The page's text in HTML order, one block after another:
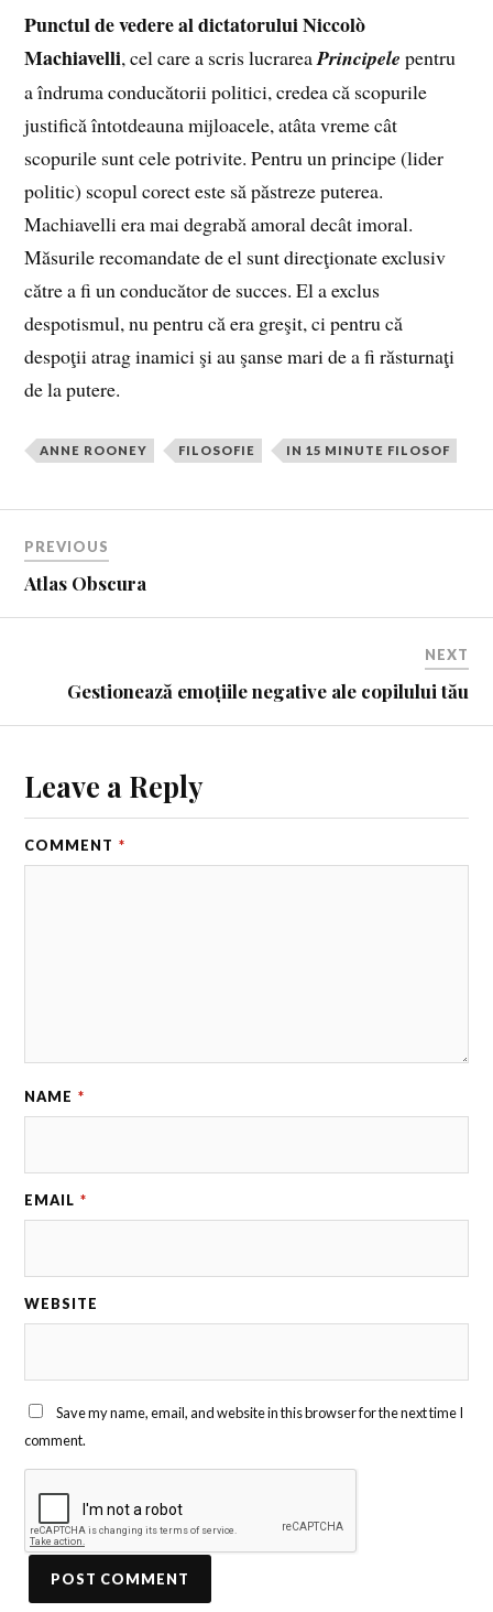
Punctul de vedere al dictatoruluiNiccolò
Machiavelli, cel care a scris lucrareaPrincipele pentru
a îndruma conducătorii politici, credea că scopurile
justifică întotdeauna mijloacele, atâta vreme cât
scopurile sunt cele potrivite. Pentru un principe (lider
politic) scopul corect este să păstreze puterea.
Machiavelli era mai degrabă amoral decât imoral.
Măsurile recomandate de el sunt direcţionate exclusiv
către a fi un conducător de succes. El a exclus
despotismul, nu pentru că era greşit, ci pentru că
despoţii atrag inamici şi au şanse mari de a fi răsturnaţi
de la putere.
ANNE ROONEY FILOSOFIE IN 15 MINUTE FILOSOF
PREVIOUS
Atlas Obscura
NEXT
Gestionează emoțiile negative ale copilului tău
Leave a Reply
COMMENT *
NAME *
EMAIL *
WEBSITE
Save my name, email, and website in this browser for the next time I
comment.